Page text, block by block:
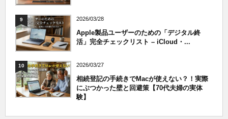
9 2026/03/28
Apple製品ユーザーのための「デジタル終
活」完全チェックリスト – iCloud・...
10 2026/03/27
相続登記の手続きでMacが使えない？！実際
にぶつかった壁と回避策【70代夫婦の実体
験】